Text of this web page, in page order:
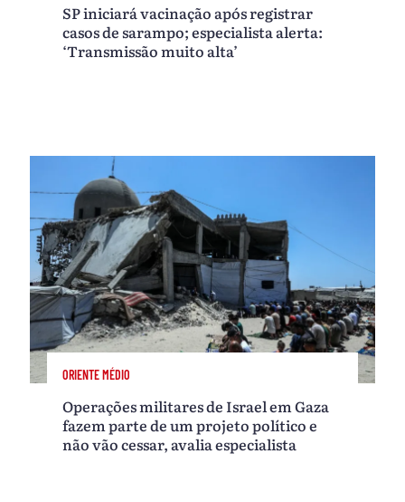
SP iniciará vacinação após registrar
casos de sarampo; especialista alerta:
‘Transmissão muito alta’
ORIENTE MÉDIO
Operações militares de Israel em Gaza
fazem parte de um projeto político e
não vão cessar, avalia especialista